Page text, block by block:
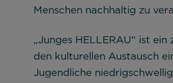
Menschen nachhaltig zu
„Junges HELLERAU“ ist
den kulturellen Austausch
Jugendliche